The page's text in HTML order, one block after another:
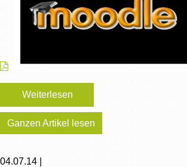
Weiterlesen
Ganzen Artikel lesen
04.07.14 |